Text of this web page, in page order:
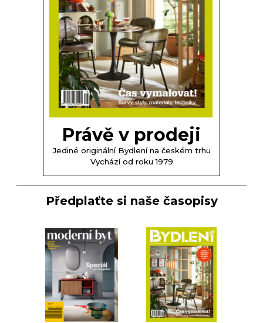
Právě v prodeji
Jediné originální Bydlení na českém trhu
Vychází od roku 1979
Předplaťte si naše časopisy